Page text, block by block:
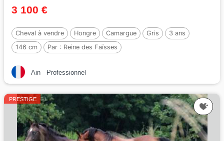
3 100 €
Cheval à vendre Hongre Camargue Gris
3 ans
146 cm
Par : Reine des Faïsses
Ain Professionnel
PRESTIGE